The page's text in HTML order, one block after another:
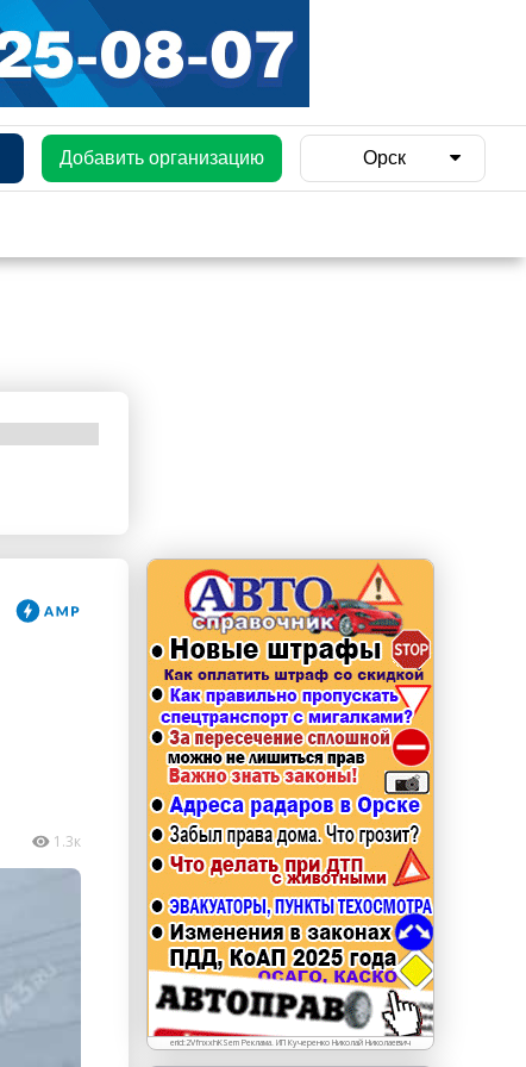
Добавить организацию Орск
erid: LdtCKJjWj Реклама. ИП Кучеренко Николай
Николаевич
1.3к
erid:2VfnxxhKSem Реклама. ИП Кучеренко Николай Николаевич